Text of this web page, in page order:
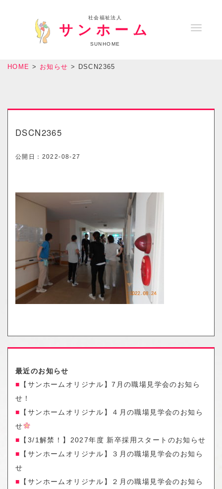
T
社会福祉法人
サンホーム
SUNHOME
HOME > お知らせ > DSCN2365
DSCN2365
公開日： 2022-08-27
最近のお知らせ
【サンホームオリジナル】7月の職場見学会のお知ら
せ！
【サンホームオリジナル】４月の職場見学会のお知ら
せ
【3/1解禁！】2027年度 新卒採用スタートのお知らせ
【サンホームオリジナル】３月の職場見学会のお知ら
せ
【サンホームオリジナル】２月の職場見学会のお知ら